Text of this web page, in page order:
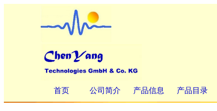
首页 公司简介 产品信息 产品目录